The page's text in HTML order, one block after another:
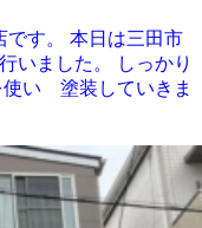
す。 本日は三田市
ました。 しっかり
使い 塗装していきま